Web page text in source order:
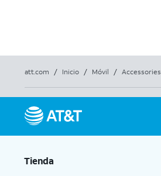
att.com / Inicio / Móvil / Accessories
Tienda